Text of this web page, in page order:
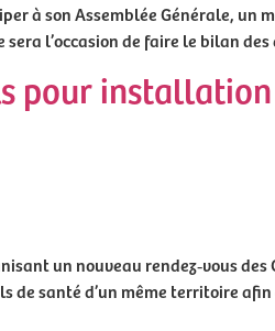
à son Assemblée Générale, un
l’occasion de faire le bilan
pour
un nouveau rendez‑vous des
de santé d’un même territoire